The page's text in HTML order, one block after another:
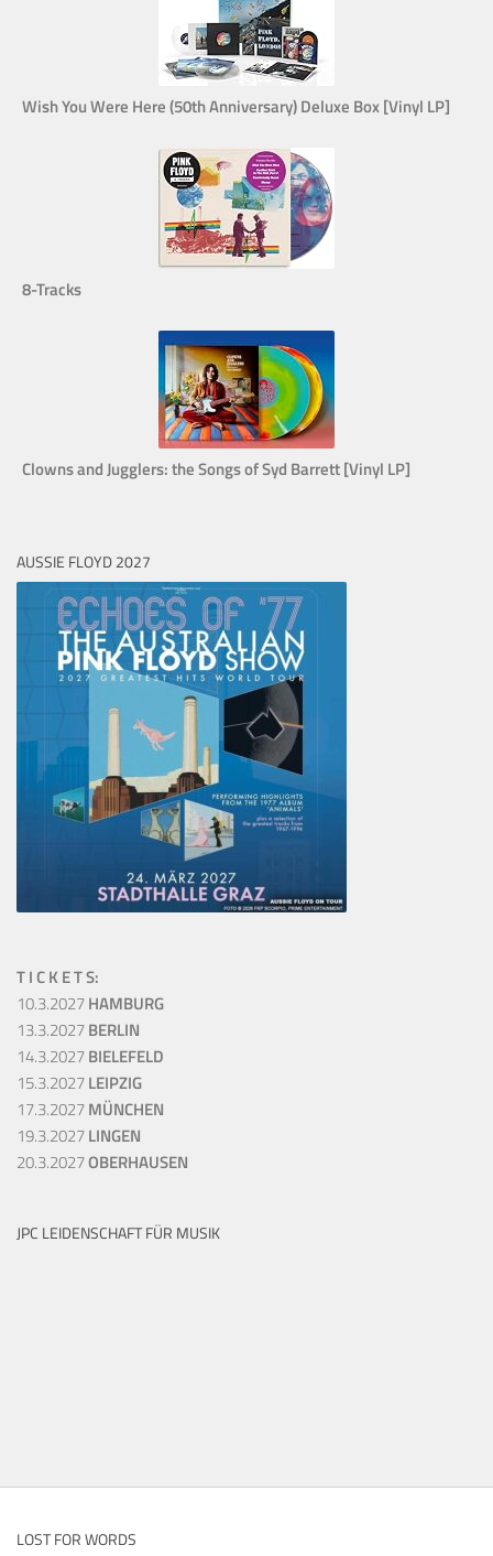
Wish You Were Here (50th Anniversary) Deluxe Box [Vinyl LP]
8-Tracks
Clowns and Jugglers: the Songs of Syd Barrett [Vinyl LP]
AUSSIE FLOYD 2027
T I C K E T S:
10.3.2027HAMBURG
13.3.2027BERLIN
14.3.2027BIELEFELD
15.3.2027LEIPZIG
17.3.2027MÜNCHEN
19.3.2027LINGEN
20.3.2027OBERHAUSEN
JPC LEIDENSCHAFT FÜR MUSIK
LOST FOR WORDS